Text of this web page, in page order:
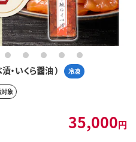
いくら醤油 ） 冷凍
6 7 8 9 10
対象
35,000円